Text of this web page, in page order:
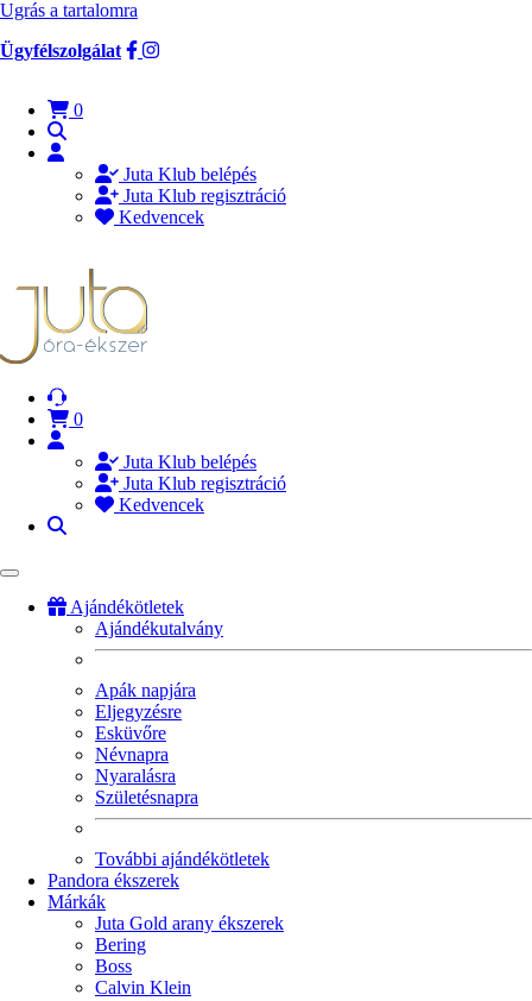
Ugrás a tartalomra
Ügyfélszolgálat
0
Juta Klub belépés
Juta Klub regisztráció
Kedvencek
0
Juta Klub belépés
Juta Klub regisztráció
Kedvencek
Ajándékötletek
Ajándékutalvány
Apák napjára
Eljegyzésre
Esküvőre
Névnapra
Nyaralásra
Születésnapra
További ajándékötletek
Pandora ékszerek
Márkák
Juta Gold arany ékszerek
Bering
Boss
Calvin Klein